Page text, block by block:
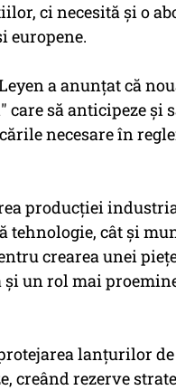
ci necesită şi o
europene.
a anunţat că
să anticipeze şi
necesare în
producţiei
tehnologie, cât şi
crearea unei
şi un rol mai
lanţurilor
creând rezerve